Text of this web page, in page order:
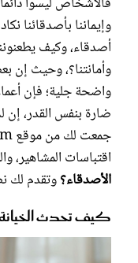
وإيماننا بأصدقائنا
أصدقاء، وكيف
وأمانتنا؟، وحيث إن
واضحة جلية؛ فإن
ضارة بنفس القدر، إن
اقتباسات
الأصدقاء؟وتقدم لك
كيف تحدث الخيانة